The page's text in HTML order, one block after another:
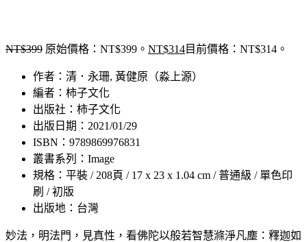
NT$399 原始價格：NT$399。 NT$314目前價格：NT$314。
作者：清．永珊, 黃健原（淼上源）
編者：柿子文化
出版社：柿子文化
出版日期：2021/01/29
ISBN：9789869976831
叢書系列：Image
規格：平裝 / 208頁 / 17 x 23 x 1.04 cm / 普通級 / 單色印
刷 / 初版
出版地：台灣
妙法，明法門，見真性，看佛陀以般若智慧滌淨凡塵：釋迦如